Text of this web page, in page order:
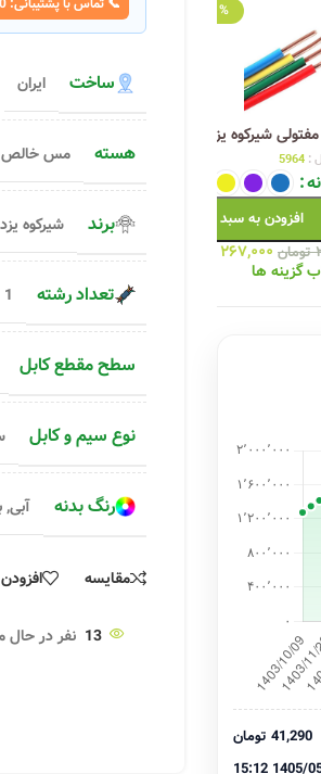
-1%
:
5964
افزودن به سبد خرید
تومان ۲۶۷,۰۰۰
گزینه ها
کد محصول : 5953
رنگ بدنه
۳۲,۹۷۰ تومان
41,290 تومان
1405/05/
ساخت ایران
هسته مس خالص
برند شیرکوه یزد
تعداد رشته 1
سطح مقطع کابل
نوع سیم و کابل
رنگ بدنه آبی,
مقایسه
13 نفر در